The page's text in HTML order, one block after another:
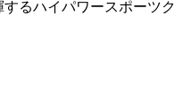
するハイパワースポーツク